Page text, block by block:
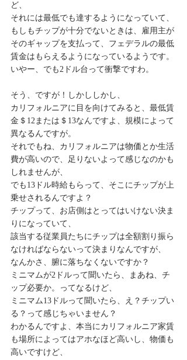
ど、
それには最低でも達するようになっていて、
もしもチップが十分でないときは、雇用主が
そのギャップを支払って、フェデラルの最低
賃金はもらえるようになっているようです。
いやー、でも2ドル台って衝撃ですわ。
そう、ですが！しかししかし、
カリフォルニアに目を向けてみると、最低賃
金＄12または＄13なんですよ、規模によって
異なるんですが。
それでもね、カリフォルニアは物価とか生活
費が高いので、足りないよって感じなのかも
しれませんが、
でも13ドル時給もらって、そこにチップが上
乗せされるんですよ？
チップって、お店側はとってはいけない決ま
りになっていて、
該当する従業員たちにチップは全額割り振ら
なければならないって決まりなんですが、
なんかさ、腑に落ちなくないですか？
ミニマムが2ドルって聞いたら、まあね、チ
ップ必要か。ってなるけど、
ミニマム13ドルって聞いたら、え？チップい
る？って感じちゃいません？
わかるんですよ、本当にカリフォルニア家賃
も場所によってはアホなほど高いし、物価も
高いですけど、